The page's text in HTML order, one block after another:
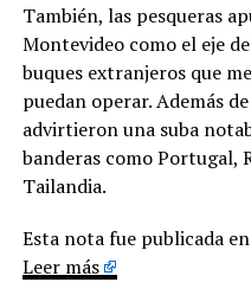
También, las pesqueras
Montevideo como el eje
buques extranjeros que
puedan operar. Además
advirtieron una suba
banderas como Portugal,
Tailandia.
Esta nota fue publicada
Leer más